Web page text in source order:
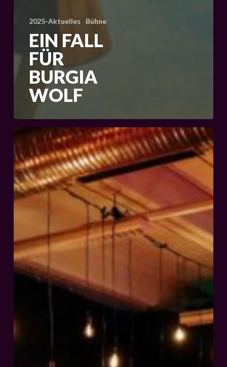
2025-Aktuelles Bühne
EIN FALL
FÜR
BURGIA
WOLF
Gesangsensemble